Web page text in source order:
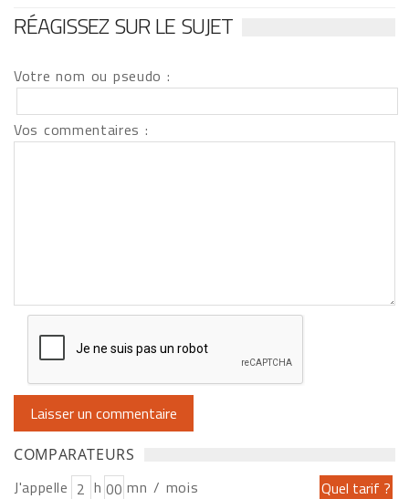
RÉAGISSEZ SUR LE SUJET
Votre nom ou pseudo :
Vos commentaires :
COMPARATEURS
J'appelle h
mn / mois